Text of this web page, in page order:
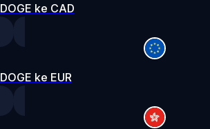
DOGE ke CAD
DOGE ke EUR